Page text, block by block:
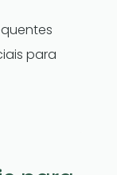
para